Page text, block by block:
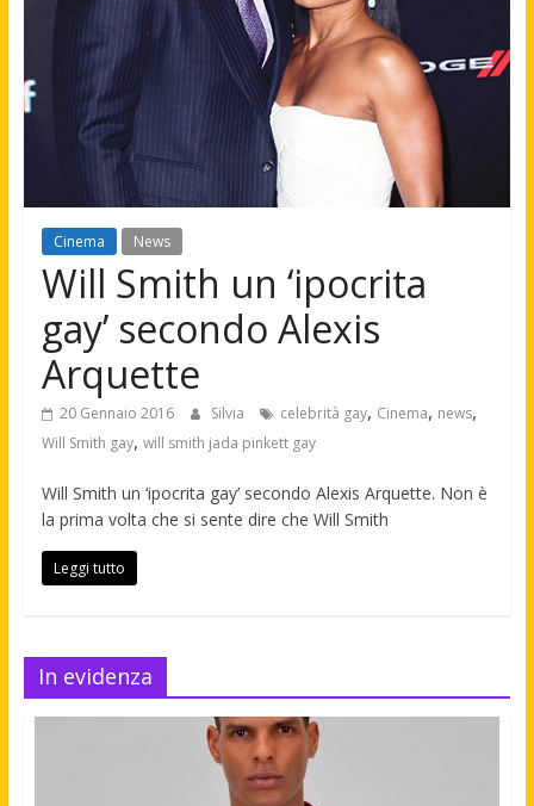
Cinema News
Will Smith un ‘ipocrita
gay’ secondo Alexis
Arquette
20 Gennaio 2016 Silvia celebrità gay, Cinema, news,
Will Smith gay, will smith jada pinkett gay
Will Smith un ‘ipocrita gay’ secondo Alexis Arquette. Non è
la prima volta che si sente dire che Will Smith
Leggi tutto
In evidenza